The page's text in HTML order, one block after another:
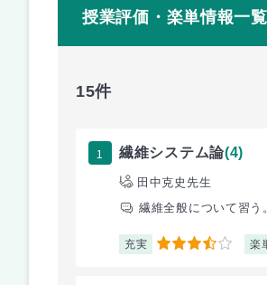
授業評価・楽単情報一覧
15件
1 繊維システム論(4)
田中克史先生
繊維全般について習う
充実 3.5 楽